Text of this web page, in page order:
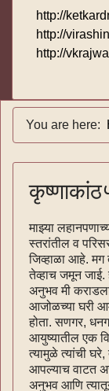
http://
http://
http://
You are here:
माझ्या
स्तरांतील व
जिव्हाळा आहे. मग
तेव्हाच जमून
अनुभव मी
आजोळच्या घरी
होता. सणगर,
आयुष्यातील एक
त्यामुळे त्यांची घरे,
आपल्याच वाटत
अनुभव आणि